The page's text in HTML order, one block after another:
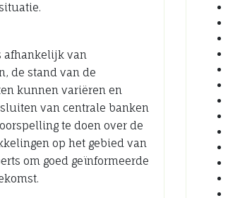
afhankelijk van
de stand van de
kunnen variëren en
van centrale banken
te doen over de
op het gebied van
om goed geïnformeerde